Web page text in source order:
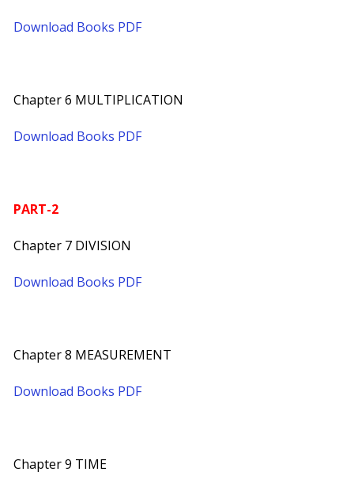
Download Books PDF
Chapter 6 MULTIPLICATION
Download Books PDF
PART-2
Chapter 7 DIVISION
Download Books PDF
Chapter 8 MEASUREMENT
Download Books PDF
Chapter 9 TIME